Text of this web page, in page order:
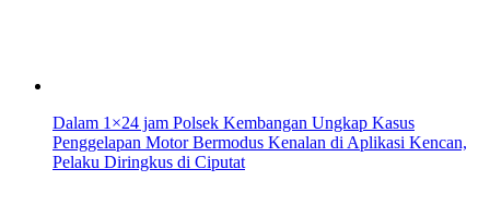
Dalam 1×24 jam Polsek Kembangan Ungkap Kasus
Penggelapan Motor Bermodus Kenalan di Aplikasi Kencan,
Pelaku Diringkus di Ciputat